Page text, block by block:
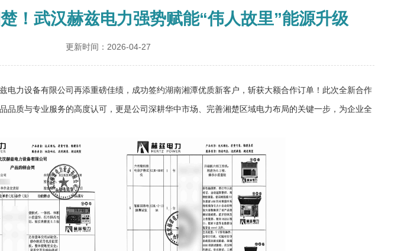
！武汉赫兹电力强势赋能“伟人故里”能源升级
更新时间：2026-04-27
电力设备有限公司再添重磅佳绩，成功签约湖南湘潭优质新客户，斩获大额合作订单！此次全新合作
品质与专业服务的高度认可，更是公司深耕华中市场、完善湘楚区域电力布局的关键一步，为企业全